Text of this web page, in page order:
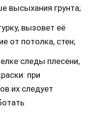
высыхания грунта;
вызовет её
от потолка, стен;
следы плесени,
при
их следует